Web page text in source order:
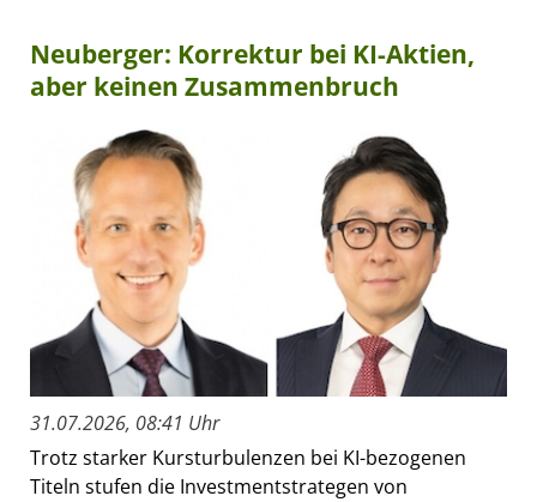
Neuberger: Korrektur bei KI-Aktien,
aber keinen Zusammenbruch
31.07.2026, 08:41 Uhr
Trotz starker Kursturbulenzen bei KI-bezogenen
Titeln stufen die Investmentstrategen von